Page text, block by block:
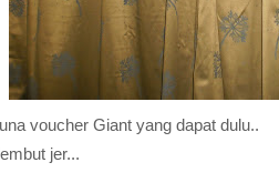
voucher Giant yang dapat dulu..
jer...